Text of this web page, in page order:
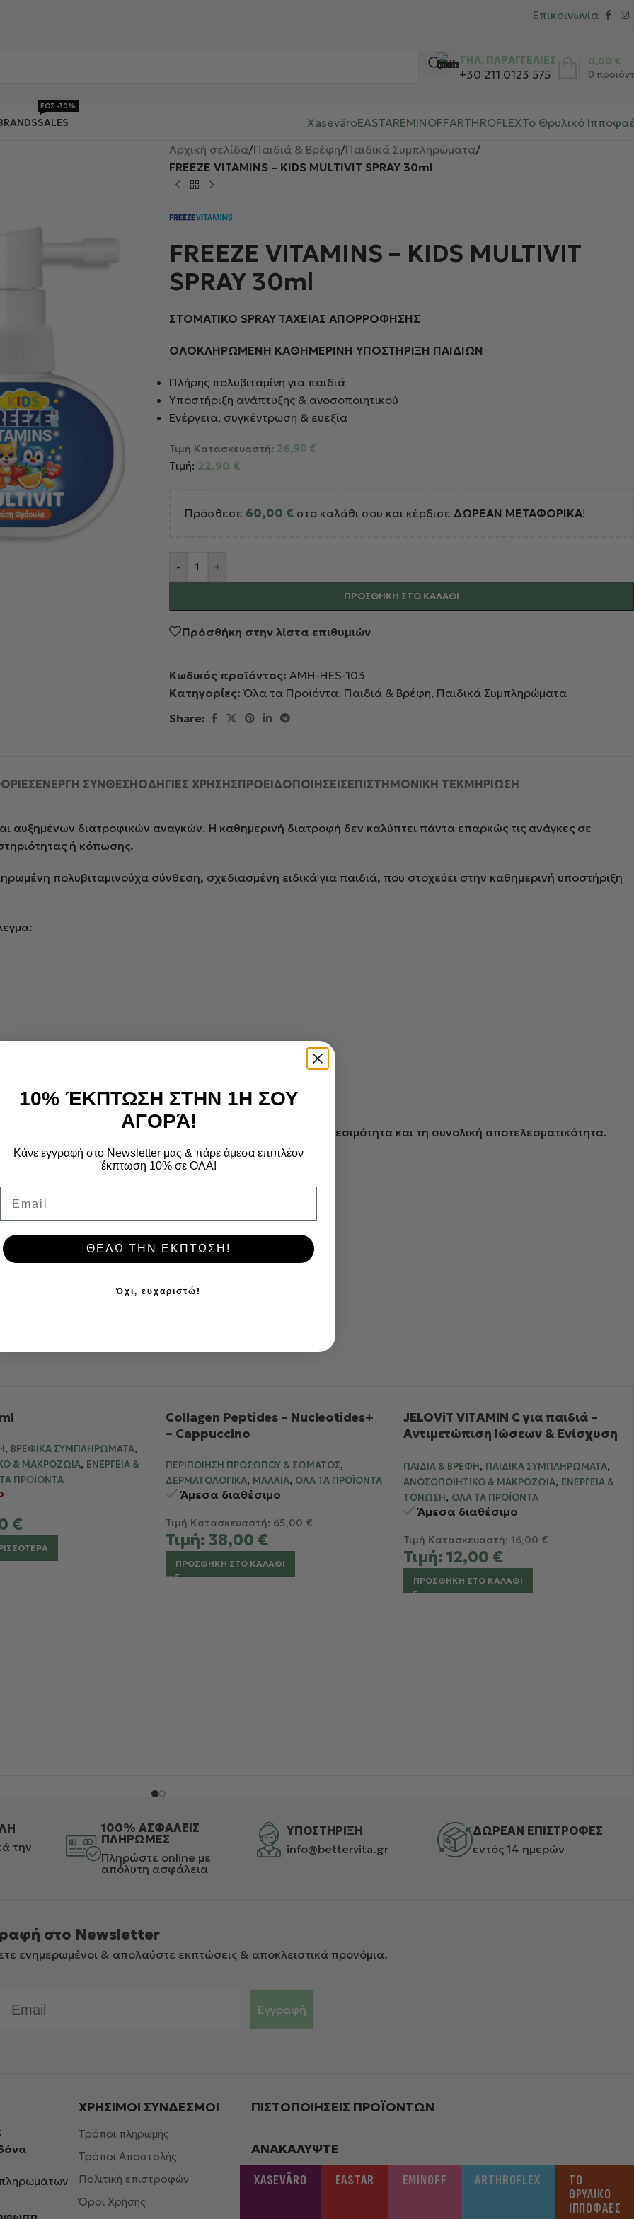
Επικοινωνία
ΤΗΛ. ΠΑΡΑΓΓΕΛΙΕΣ
+30 211 0123 575 0
0,00 €
SALES
ΕΩΣ -30%
XaseväroEASTAREMINOFFARTHROFLEXΤο Θρυλικό
Αρχική σελίδα/Παιδιά & Βρέφη/Παιδικά Συμπληρώματα/
FREEZE VITAMINS – KIDS MULTIVIT SPRAY 30ml
FREEZE VITAMINS – KIDS MULTIVIT
SPRAY 30ml
ΣΤΟΜΑΤΙΚΟ SPRAY ΤΑΧΕΙΑΣ ΑΠΟΡΡΟΦΗΣΗΣ
ΟΛΟΚΛΗΡΩΜΕΝΗ ΚΑΘΗΜΕΡΙΝΗ ΥΠΟΣΤΗΡΙΞΗ ΠΑΙΔΙΩΝ
Πλήρης πολυβιταμίνη για παιδιά
Υποστήριξη ανάπτυξης & ανοσοποιητικού
Ενέργεια, συγκέντρωση & ευεξία
Τιμή Κατασκευαστή: 26,90 €
Τιμή: 22,90 €
Πρόσθεσε 60,00 € στο καλάθι σου και κέρδισε ΔΩΡΕΑΝ ΜΕΤΑΦΟΡΙΚΑ!
- +
ΠΡΟΣΘΉΚΗ ΣΤΟ ΚΑΛΆΘΙ
Alternative:
Πρόσθήκη στην λίστα επιθυμιών
Κωδικός προϊόντος: AMH-HES-103
Κατηγορίες: Όλα τα Προϊόντα, Παιδιά & Βρέφη, Παιδικά Συμπληρώματα
Share:
ΕΝΕΡΓΗ ΣΥΝΘΕΣΗΟΔΗΓΙΕΣ ΧΡΗΣΗΣΠΡΟΕΙΔΟΠΟΙΗΣΕΙΣΕΠΙΣΤΗΜΟΝΙΚΗ ΤΕΚΜΗΡΙΩΣΗ
αυξημένων διατροφικών αναγκών. Η καθημερινή διατροφή δεν καλύπτει πάντα επαρκώς τις ανάγκες σε
ή κόπωσης.
πολυβιταμινούχα σύνθεση, σχεδιασμένη ειδικά για παιδιά, που στοχεύει στην καθημερινή υποστήριξη
τα και τα postbiotics ενισχύουν τη βιοδιαθεσιμότητα και τη συνολική αποτελεσματικότητα.
φυσιολογική λειτουργία του ανοσοποιητικού
μεταβολισμό
λειτουργία
στρες
, ΒΡΕΦΙΚΆ ΣΥΜΠΛΗΡΏΜΑΤΑ,
& ΜΑΚΡΟΖΩΊΑ, ΕΝΈΡΓΕΙΑ &
ΠΡΟΪΌΝΤΑ
€
Collagen Peptides – Nucleotides+
– Cappuccino
ΠΕΡΙΠΟΊΗΣΗ ΠΡΟΣΏΠΟΥ & ΣΏΜΑΤΟΣ,
ΔΕΡΜΑΤΟΛΟΓΙΚΆ, ΜΑΛΛΙΆ, ΌΛΑ ΤΑ ΠΡΟΪΌΝΤΑ
Άμεσα διαθέσιμο
Τιμή Κατασκευαστή: 65,00 €
Τιμή: 38,00 €
ΠΡΟΣΘΉΚΗ ΣΤΟ ΚΑΛΆΘΙ
JELOViT VITΑΜΙΝ C για παιδιά –
Αντιμετώπιση Ιώσεων & Ενίσχυση
ΠΑΙΔΙΆ & ΒΡΈΦΗ, ΠΑΙΔΙΚΆ ΣΥΜΠΛΗΡΏΜΑΤΑ,
ΑΝΟΣΟΠΟΙΗΤΙΚΌ & ΜΑΚΡΟΖΩΊΑ, ΕΝΈΡΓΕΙΑ &
ΤΌΝΩΣΗ, ΌΛΑ ΤΑ ΠΡΟΪΌΝΤΑ
Άμεσα διαθέσιμο
Τιμή Κατασκευαστή: 16,00 €
Τιμή: 12,00 €
ΠΡΟΣΘΉΚΗ ΣΤΟ ΚΑΛΆΘΙ
την
100% ΑΣΦΑΛΕΙΣ
ΠΛΗΡΩΜΕΣ
Πληρώστε online με
απόλυτη ασφάλεια
ΥΠΟΣΤΗΡΙΞΗ
info@bettervita.gr
ΔΩΡΕΑΝ ΕΠΙΣΤΡΟΦΕΣ
εντός 14 ημερών
στο Newsletter
ενημερωμένοι & απολαύστε εκπτώσεις & αποκλειστικά προνόμια.
Εγγραφή
ΧΡΗΣΙΜΟΙ ΣΎΝΔΕΣΜΟΙ
Τρόποι πληρωμής
Τρόποι Αποστολής
Πολιτική επιστροφών
Όροι Χρήσης
ΠΙΣΤΟΠΟΙΉΣΕΙΣ ΠΡΟΪΌΝΤΩΝ
ΑΝΑΚΑΛΥΨΤΕ
XASEVÄRO EASTAR EMINOFF ARTHROFLEX
ΤΟ
ΘΡΥΛΙΚΌ
ΙΠΠΟΦΑΈΣ
10% ΈΚΠΤΩΣΗ ΣΤΗΝ 1Η ΣΟΥ
ΑΓΟΡΆ!
Κάνε εγγραφή στο Newsletter μας & πάρε άμεσα επιπλέον
έκπτωση 10% σε ΟΛΑ!
ΘΕΛΩ ΤΗΝ ΕΚΠΤΩΣΗ!
Όχι, ευχαριστώ!